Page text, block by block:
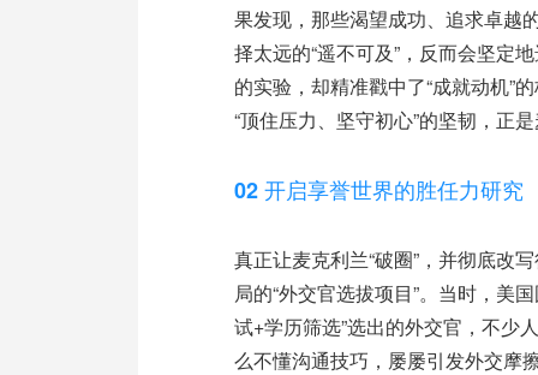
果发现，那些渴望成功、追求卓越
择太远的“遥不可及”，反而会坚定
的实验，却精准戳中了“成就动机”
“顶住压力、坚守初心”的坚韧，正
02 开启享誉世界的胜任力研究
真正让麦克利兰“破圈”，并彻底改
局的“外交官选拔项目”。当时，美
试+学历筛选”选出的外交官，不少
么不懂沟通技巧，屡屡引发外交摩